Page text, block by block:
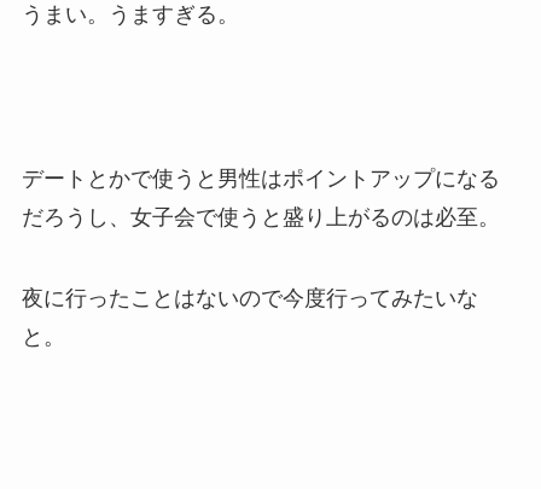
うまい。うますぎる。
デートとかで使うと男性はポイントアップになる
だろうし、女子会で使うと盛り上がるのは必至。
夜に行ったことはないので今度行ってみたいな
と。